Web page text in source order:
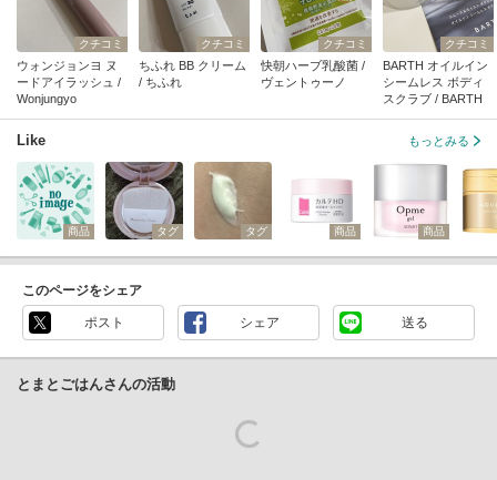
クチコミ
ウォンジョンヨ ヌ
ードアイラッシュ /
Wonjungyo
クチコミ
ちふれ BB クリーム
/ ちふれ
クチコミ
快朝ハーブ乳酸菌 /
ヴェントゥーノ
クチコミ
BARTH オイルイン
シームレス ボディ
スクラブ / BARTH
Like もっとみる
商品 タグ タグ 商品 商品
このページをシェア
ポスト シェア 送る
とまとごはんさんの活動